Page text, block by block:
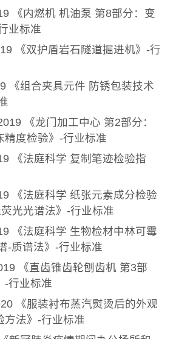
《内燃机 机油泵 第8部分：变
业标准
《双护盾岩石隧道掘进机》-行
《组合夹具元件 防锈包装技术
《龙门加工中心 第2部分：
精度检验》-行业标准
《法庭科学 复制笔迹检验指
《法庭科学 纸张元素成分检验
光光谱法》-行业标准
《法庭科学 生物检材中林可霉
-质谱法》-行业标准
《直齿锥齿轮刨齿机 第3部
-行业标准
《服装衬布蒸汽熨烫后的外观
方法》-行业标准